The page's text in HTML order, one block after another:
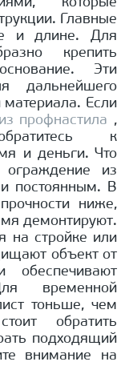
Главные
и длине. Для
крепить
Эти
дальнейшего
материала. Если
профнастила ,
к
и деньги. Что
ограждение из
постоянным. В
ниже,
демонтируют.
на стройке или
объект от
обеспечивают
временной
тоньше, чем
обратить
подходящий
внимание на